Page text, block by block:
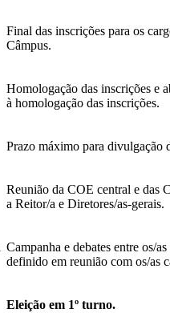
Final das inscrições para os
Câmpus.
Homologação das inscrições e
à homologação das inscrições.
Prazo máximo para divulgação
Reunião da COE central e das
a Reitor/a e Diretores/as-gerais.
Campanha e debates entre os/
definido em reunião com os/as
Eleição em 1º turno.